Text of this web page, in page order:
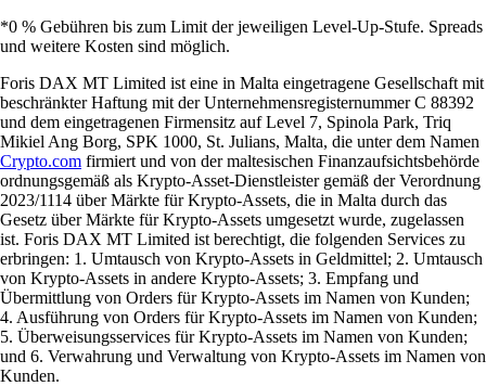
*0 % Gebühren bis zum Limit der jeweiligen Level-Up-Stufe. Spreads
und weitere Kosten sind möglich.
Foris DAX MT Limited ist eine in Malta eingetragene Gesellschaft mit
beschränkter Haftung mit der Unternehmensregisternummer C 88392
und dem eingetragenen Firmensitz auf Level 7, Spinola Park, Triq
Mikiel Ang Borg, SPK 1000, St. Julians, Malta, die unter dem Namen
Crypto.com firmiert und von der maltesischen Finanzaufsichtsbehörde
ordnungsgemäß als Krypto-Asset-Dienstleister gemäß der Verordnung
2023/1114 über Märkte für Krypto-Assets, die in Malta durch das
Gesetz über Märkte für Krypto-Assets umgesetzt wurde, zugelassen
ist. Foris DAX MT Limited ist berechtigt, die folgenden Services zu
erbringen: 1. Umtausch von Krypto-Assets in Geldmittel; 2. Umtausch
von Krypto-Assets in andere Krypto-Assets; 3. Empfang und
Übermittlung von Orders für Krypto-Assets im Namen von Kunden;
4. Ausführung von Orders für Krypto-Assets im Namen von Kunden;
5. Überweisungsservices für Krypto-Assets im Namen von Kunden;
und 6. Verwahrung und Verwaltung von Krypto-Assets im Namen von
Kunden.